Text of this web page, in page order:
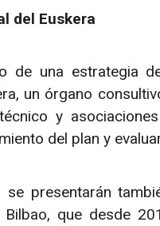
del Euskera
de una estrategia
un órgano
y
del plan y
presentarán
que desde